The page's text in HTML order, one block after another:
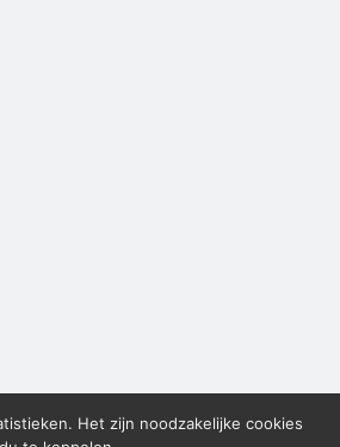
Het zijn noodzakelijke cookies